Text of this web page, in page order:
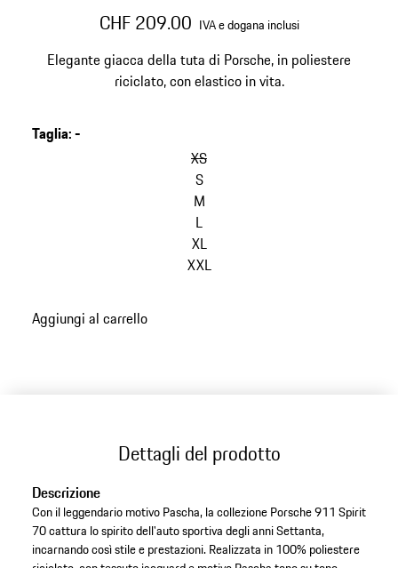
CHF 209.00 IVA e dogana inclusi
Elegante giacca della tuta di Porsche, in poliestere
riciclato, con elastico in vita.
Taglia:-
XS
S
M
L
XL
XXL
Aggiungi al carrello
Dettagli del prodotto
Descrizione
Con il leggendario motivo Pascha, la collezione Porsche 911 Spirit
70 cattura lo spirito dell'auto sportiva degli anni Settanta,
incarnando così stile e prestazioni. Realizzata in 100% poliestere